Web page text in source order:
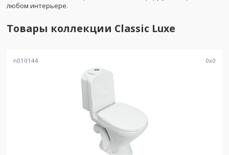
любом интерьере.
Товары коллекции Classic Luxe
n010144 0x0